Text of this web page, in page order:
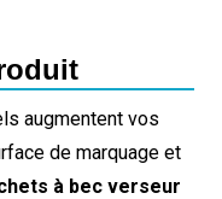
augmentent vos
de marquage et
à bec verseur